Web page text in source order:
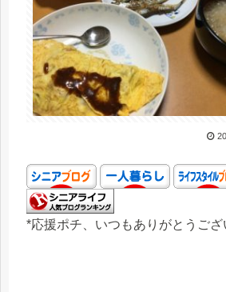
*応援ポチ、いつもありがとうござ